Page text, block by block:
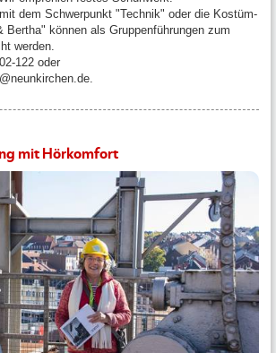
dem Schwerpunkt "Technik" oder die Kostüm-
Bertha" können als Gruppenführungen zum
werden.
122 oder
mit Hörkomfort